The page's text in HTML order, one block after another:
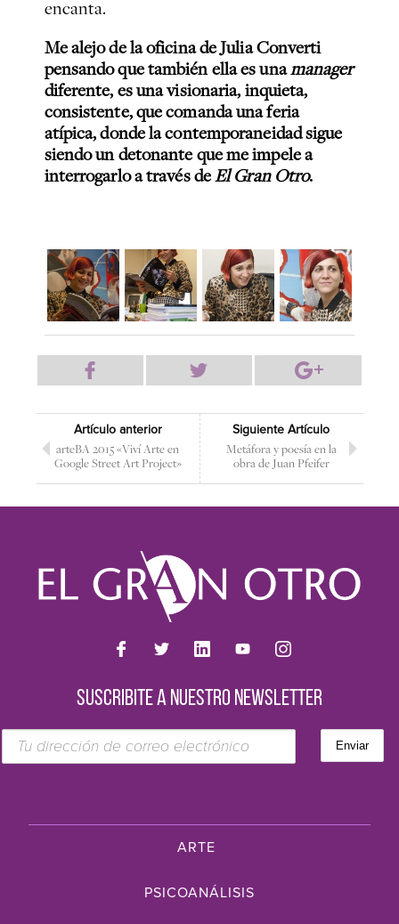
encanta.
Me alejo de la oficina de Julia Converti
pensando que también ella es unamanager
diferente, es una visionaria, inquieta,
consistente, que comanda una feria
atípica, donde la contemporaneidad sigue
siendo un detonante que me impele a
interrogarlo a través deEl Gran Otro.
Artículo anterior
arteBA 2015 «Viví Arte en
Google Street Art Project»
Siguiente Artículo
Metáfora y poesía en la
obra de Juan Pfeifer
SUSCRIBITE A NUESTRO NEWSLETTER
ARTE
PSICOANÁLISIS